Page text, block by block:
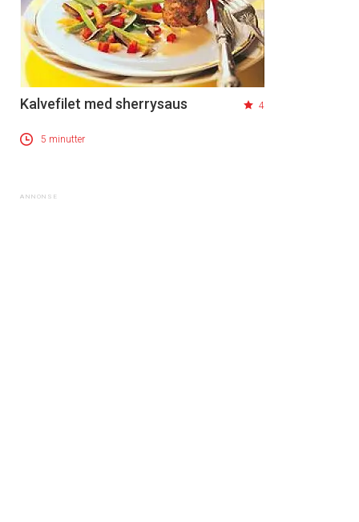
Kalvefilet med sherrysaus 4
5 minutter